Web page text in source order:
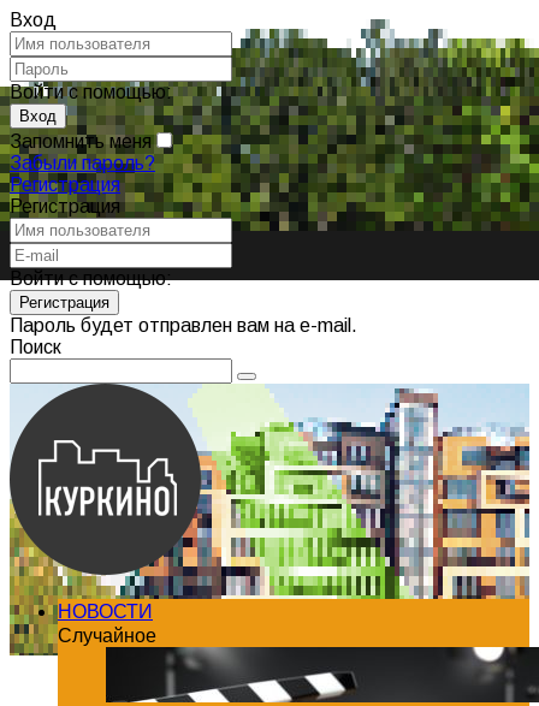
Вход
Войти с помощью:
Запомнить меня
Забыли пароль?
Регистрация
Регистрация
Войти с помощью:
Пароль будет отправлен вам на e-mail.
Поиск
НОВОСТИ
Случайное